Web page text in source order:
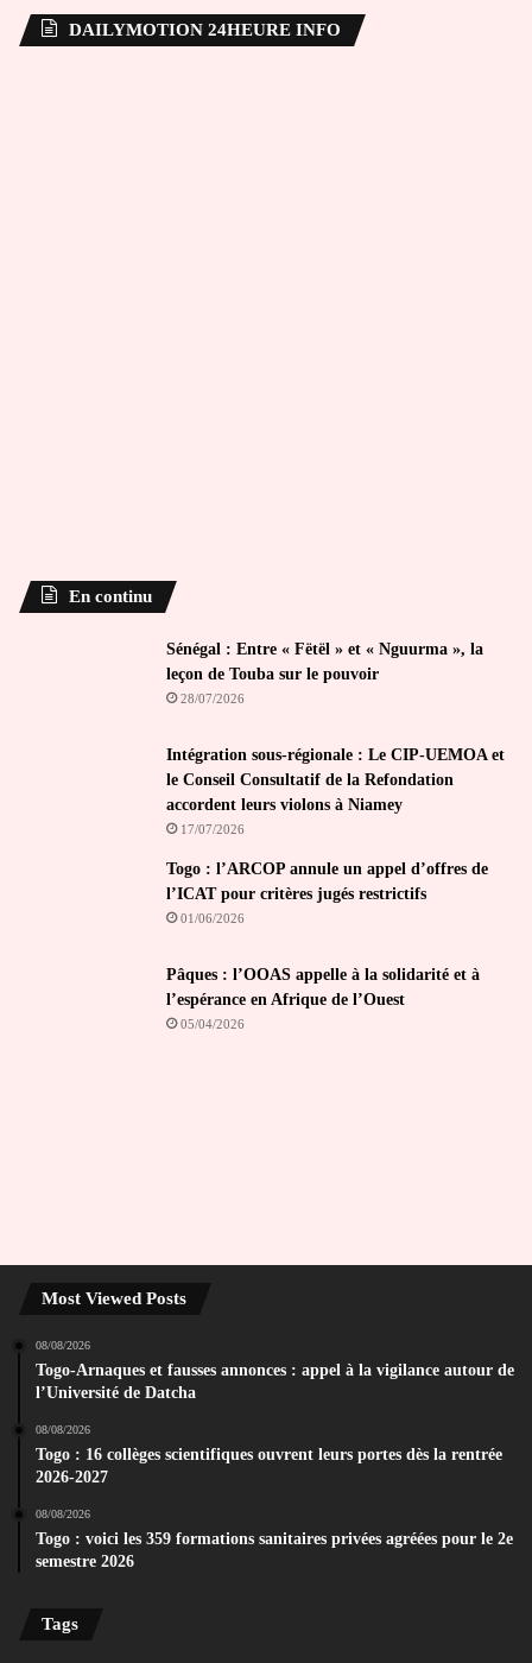
DAILYMOTION 24HEURE INFO
En continu
Sénégal : Entre « Fëtël » et « Nguurma », la
leçon de Touba sur le pouvoir
28/07/2026
Intégration sous-régionale : Le CIP-UEMOA et
le Conseil Consultatif de la Refondation
accordent leurs violons à Niamey
17/07/2026
Togo : l’ARCOP annule un appel d’offres de
l’ICAT pour critères jugés restrictifs
01/06/2026
Pâques : l’OOAS appelle à la solidarité et à
l’espérance en Afrique de l’Ouest
05/04/2026
Most Viewed Posts
08/08/2026
Togo-Arnaques et fausses annonces : appel à la vigilance autour de
l’Université de Datcha
08/08/2026
Togo : 16 collèges scientifiques ouvrent leurs portes dès la rentrée
2026-2027
08/08/2026
Togo : voici les 359 formations sanitaires privées agréées pour le 2e
semestre 2026
Tags